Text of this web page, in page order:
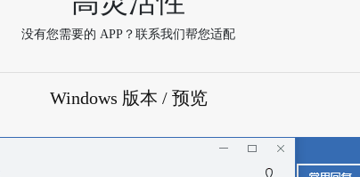
没有您需要的 APP？联系我们帮您适配
Windows 版本 / 预览